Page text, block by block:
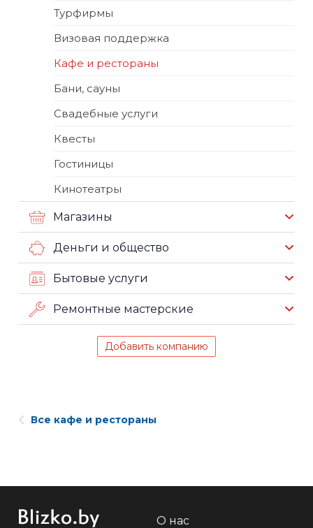
Турфирмы
Визовая поддержка
Кафе и рестораны
Бани, сауны
Свадебные услуги
Квесты
Гостиницы
Кинотеатры
Магазины
Деньги и общество
Бытовые услуги
Ремонтные мастерские
Добавить компанию
Все кафе и рестораны
О нас